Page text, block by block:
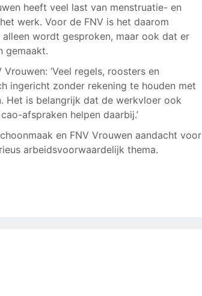
heeft veel last van menstruatie- en
werk. Voor de FNV is het daarom
wordt gesproken, maar ook dat er
gemaakt.
‘Veel regels, roosters en
ingericht zonder rekening te houden met
Het is belangrijk dat de werkvloer ook
afspraken helpen daarbij.’
en FNV Vrouwen aandacht voor
arbeidsvoorwaardelijk thema.